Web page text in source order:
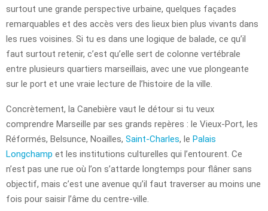
surtout une grande perspective urbaine, quelques façades
remarquables et des accès vers des lieux bien plus vivants dans
les rues voisines. Si tu es dans une logique de balade, ce qu’il
faut surtout retenir, c’est qu’elle sert de colonne vertébrale
entre plusieurs quartiers marseillais, avec une vue plongeante
sur le port et une vraie lecture de l’histoire de la ville.
Concrètement, la Canebière vaut le détour si tu veux
comprendre Marseille par ses grands repères : le Vieux-Port, les
Réformés, Belsunce, Noailles, Saint-Charles, le Palais
Longchamp et les institutions culturelles qui l’entourent. Ce
n’est pas une rue où l’on s’attarde longtemps pour flâner sans
objectif, mais c’est une avenue qu’il faut traverser au moins une
fois pour saisir l’âme du centre-ville.